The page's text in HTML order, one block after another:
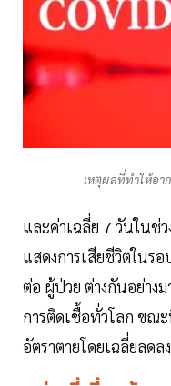
เหตุผลที่ทำให้อา
และค่าเฉลี่ย 7 วันในช่
แสดงการเสียชีวิตในร
ต่อ ผู้ป่วย ต่างกันอย่างม
การติดเชื้อทั่วโลก ขณ
อัตราตายโดยเฉลี่ยลด